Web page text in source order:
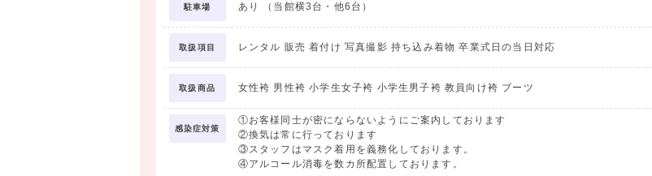
駐車場 あり （当館横3台・他6台）
取扱項目 レンタル 販売 着付け 写真撮影 持ち込み着物 卒業式日の当日対応
取扱商品 女性袴 男性袴 小学生女子袴 小学生男子袴 教員向け袴 ブーツ
感染症対策
①お客様同士が密にならないようにご案内しております
②換気は常に行っております
③スタッフはマスク着用を義務化しております。
④アルコール消毒を数カ所配置しております。